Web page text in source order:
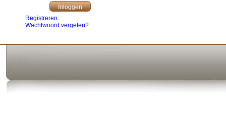
Registreren
Wachtwoord vergeten?